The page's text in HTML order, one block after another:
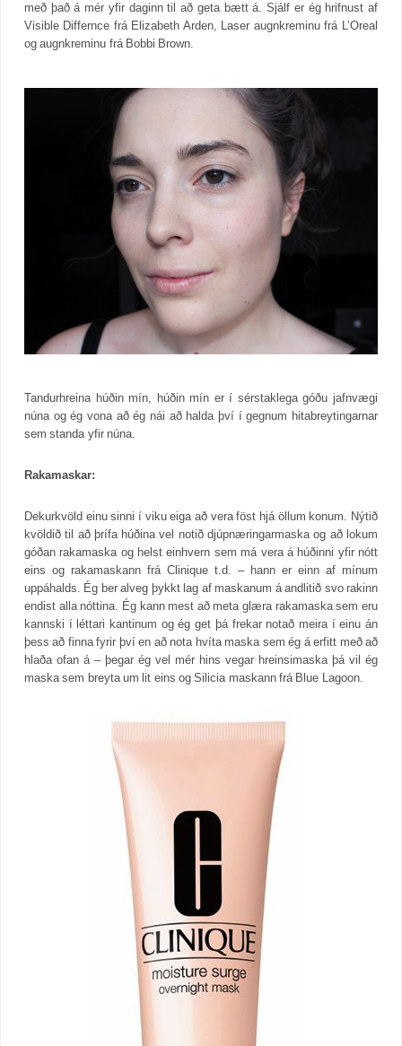
með það á mér yfir daginn til að geta bætt á. Sjálf er ég hrifnust af
Visible Differnce frá Elizabeth Arden, Laser augnkreminu frá L’Oreal
og augnkreminu frá Bobbi Brown.
Tandurhreina húðin mín, húðin mín er í sérstaklega góðu jafnvægi
núna og ég vona að ég nái að halda því í gegnum hitabreytingarnar
sem standa yfir núna.
Rakamaskar:
Dekurkvöld einu sinni í viku eiga að vera föst hjá öllum konum. Nýtið
kvöldið til að þrífa húðina vel notið djúpnæringarmaska og að lokum
góðan rakamaska og helst einhvern sem má vera á húðinni yfir nótt
eins og rakamaskann frá Clinique t.d. – hann er einn af mínum
uppáhalds. Ég ber alveg þykkt lag af maskanum á andlitið svo rakinn
endist alla nóttina. Ég kann mest að meta glæra rakamaska sem eru
kannski í léttari kantinum og ég get þá frekar notað meira í einu án
þess að finna fyrir því en að nota hvíta maska sem ég á erfitt með að
hlaða ofan á – þegar ég vel mér hins vegar hreinsimaska þá vil ég
maska sem breyta um lit eins og Silicia maskann frá Blue Lagoon.